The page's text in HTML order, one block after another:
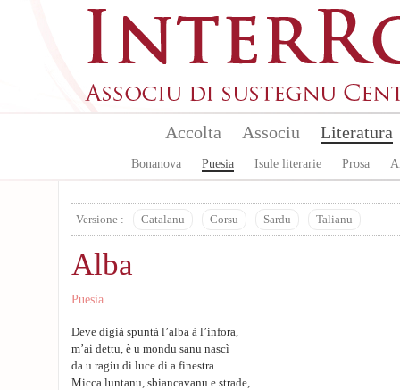
Accolta Associu Literatura
Bonanova Puesia Isule literarie Prosa
Versione : Catalanu Corsu Sardu Talianu
Alba
Puesia
Deve digià spuntà l’alba à l’infora,
m’ai dettu, è u mondu sanu nascì
da u ragiu di luce di a finestra.
Micca luntanu, sbiancavanu e strade,